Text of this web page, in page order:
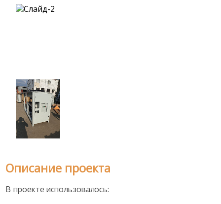
Описание проекта
В проекте использовалось: